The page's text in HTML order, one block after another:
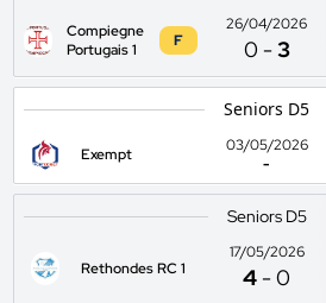
Compiegne
Portugais 1
F
26/04/2026
0 -3
Seniors D5
Exempt
03/05/2026
-
Seniors D5
Rethondes RC 1
17/05/2026
4 -0